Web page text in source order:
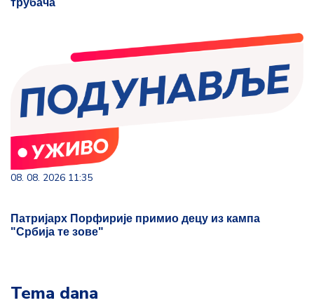
трубача
08. 08. 2026 11:35
Патријарх Порфирије примио децу из кампа
"Србија те зове"
Tema dana